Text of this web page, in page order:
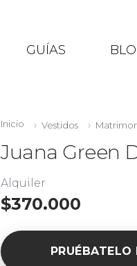
GUÍAS
Inicio Vestidos
Juana Green
Alquiler
$370.000